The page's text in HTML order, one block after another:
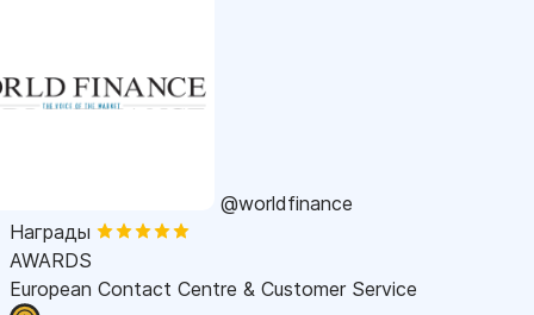
@worldfinance
Награды
AWARDS
European Contact Centre & Customer Service